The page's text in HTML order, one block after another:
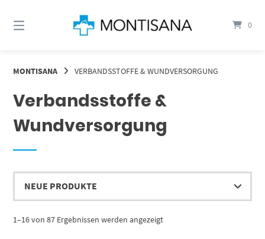
zum
0
MONTISANA VERBANDSSTOFFE & WUNDVERSORGUNG
Verbandsstoffe &
Wundversorgung
1–16 von 87 Ergebnissen werden angezeigtNach